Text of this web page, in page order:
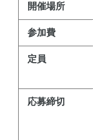
開催場所
参加費
定員
応募締切